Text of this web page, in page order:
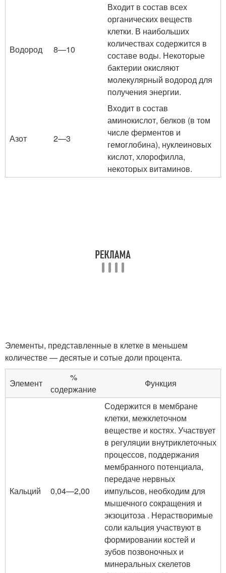
Водород 8—10
Входит в состав всех
органических веществ
клетки. В наибольших
количествах содержится в
составе воды. Некоторые
бактерии окисляют
молекулярный водород для
получения энергии.
Азот 2—3
Входит в состав
аминокислот, белков (в том
числе ферментов и
гемоглобина), нуклеиновых
кислот, хлорофилла,
некоторых витаминов.
Элементы, представленные в клетке в меньшем
количестве — десятые и сотые доли процента.
Элемент
%
содержание
Функция
Кальций 0,04—2,00
Содержится в мембране
клетки, межклеточном
веществе и костях. Участвует
в регуляции внутриклеточных
процессов, поддержания
мембранного потенциала,
передаче нервных
импульсов, необходим для
мышечного сокращения и
экзоцитоза . Нерастворимые
соли кальция участвуют в
формировании костей и
зубов позвоночных и
минеральных скелетов